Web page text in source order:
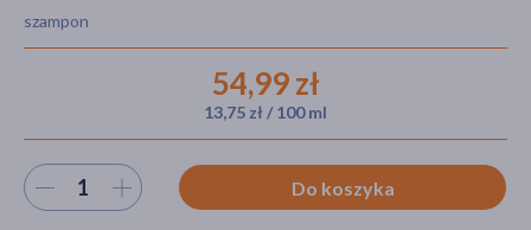
szampon
54,99 zł
13,75 zł / 100 ml
Wybierz ilość Do koszyka